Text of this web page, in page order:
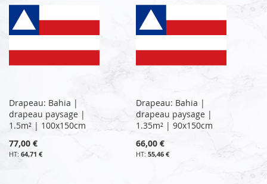
Drapeau: Bahia |
drapeau paysage |
1.5m² | 100x150cm
77,00 €
64,71 €
Drapeau: Bahia |
drapeau paysage |
1.35m² | 90x150cm
66,00 €
55,46 €